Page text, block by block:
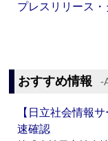
プレスリリース
おすすめ情報
【日立社会情報
速確認